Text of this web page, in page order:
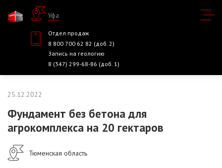
Уфа
Отдел продаж
8 800 700 62 82 (доб. 2)
Запись на геологию
8 (347) 299-68-86 (доб. 1)
25.12.2022
Фундамент без бетона для
агрокомплекса на 20 гектаров
Тюменская область